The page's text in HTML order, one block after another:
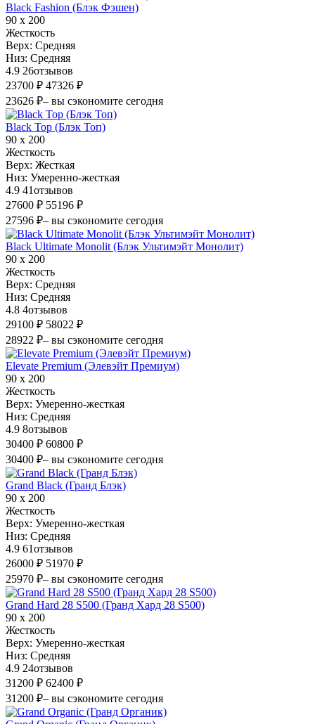
Black Fashion (Блэк Фэшен)
90 х 200
Жесткость
Верх: Средняя
Низ: Средняя
4.9 26отзывов
23700 ₽ 47326 ₽
23626 ₽– вы сэкономите сегодня
Black Top (Блэк Топ)
90 х 200
Жесткость
Верх: Жесткая
Низ: Умеренно-жесткая
4.9 41отзывов
27600 ₽ 55196 ₽
27596 ₽– вы сэкономите сегодня
Black Ultimate Monolit (Блэк Ультимэйт Монолит)
90 х 200
Жесткость
Верх: Средняя
Низ: Средняя
4.8 4отзывов
29100 ₽ 58022 ₽
28922 ₽– вы сэкономите сегодня
Elevate Premium (Элевэйт Премиум)
90 х 200
Жесткость
Верх: Умеренно-жесткая
Низ: Средняя
4.9 8отзывов
30400 ₽ 60800 ₽
30400 ₽– вы сэкономите сегодня
Grand Black (Гранд Блэк)
90 х 200
Жесткость
Верх: Умеренно-жесткая
Низ: Средняя
4.9 61отзывов
26000 ₽ 51970 ₽
25970 ₽– вы сэкономите сегодня
Grand Hard 28 S500 (Гранд Хард 28 S500)
90 х 200
Жесткость
Верх: Умеренно-жесткая
Низ: Средняя
4.9 24отзывов
31200 ₽ 62400 ₽
31200 ₽– вы сэкономите сегодня